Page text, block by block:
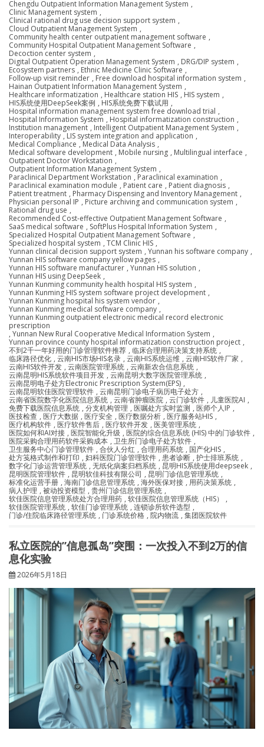
Chengdu Outpatient Information Management System ,
Clinic Management system ,
Clinical rational drug use decision support system ,
Cloud Outpatient Management System ,
Community health center outpatient management software ,
Community Hospital Outpatient Management Software ,
Decoction center system ,
Digital Outpatient Operation Management System , DRG/DIP system ,
Ecosystem partners , Ethnic Medicine Clinic Software ,
Follow-up visit reminder , Free download hospital information system ,
Hainan Outpatient Information Management System ,
Healthcare informatization , Healthcare station HIS , HIS system ,
HIS系统使用DeepSeek案例 , HIS系统免费下载试用 ,
Hospital information management system free download trial ,
Hospital Information System , Hospital informatization construction ,
Institution management , Intelligent Outpatient Management System ,
Interoperability , LIS system integration and application ,
Medical Compliance , Medical Data Analysis ,
Medical software development , Mobile nursing , Multilingual interface ,
Outpatient Doctor Workstation ,
Outpatient Information Management System ,
Paraclinical Department Workstation , Paraclinical examination ,
Paraclinical examination module , Patient care , Patient diagnosis ,
Patient treatment , Pharmacy Dispensing and Inventory Management ,
Physician personal IP , Picture archiving and communication system ,
Rational drug use ,
Recommended Cost-effective Outpatient Management Software ,
SaaS medical software , SoftPlus Hospital Information System ,
Specialized Hospital Outpatient Management Software ,
Specialized hospital system , TCM Clinic HIS ,
Yunnan clinical decision support system , Yunnan his software company ,
Yunnan HIS software company yellow pages ,
Yunnan HIS software manufacturer , Yunnan HIS solution ,
Yunnan HIS using DeepSeek ,
Yunnan Kunming community health hospital HIS system ,
Yunnan Kunming HIS system software project development ,
Yunnan Kunming hospital his system vendor ,
Yunnan Kunming medical software company ,
Yunnan Kunming outpatient electronic medical record electronic
prescription
, Yunnan New Rural Cooperative Medical Information System ,
Yunnan province county hospital informatization construction project ,
不到2千一年好用的门诊管理软件推荐 , 临床合理用药决策支持系统 ,
临床路径优化 , 云南HIS市场HIS名录 , 云南HIS系统运维 , 云南HIS软件厂家 ,
云南HIS软件开发 , 云南医院管理系统 , 云南新农合信息系统 ,
云南昆明HIS系统软件项目开发 , 云南昆明大数字医院管理系统 ,
云南昆明电子处方Electronic Prescription System(EPS) ,
云南昆明软佳医院管理软件 , 云南昆明门诊电子病历电子处方 ,
云南省医院数字化医院信息系统 , 云南省肿瘤医院 , 云门诊软件 , 儿童医院AI ,
免费下载医院信息系统 , 分支机构管理 , 医嘱处方实时监测 , 医师个人IP ,
医技检查 , 医疗大数据 , 医疗安全 , 医疗数据分析 , 医疗服务站HIS ,
医疗机构软件 , 医疗软件售后 , 医疗软件开发 , 医美管理系统 ,
医院如何和AI对接 , 医院智能化升级 , 医院的综合信息系统 (HIS) 中的门诊软件 ,
医院采购合理用药软件采购成本 , 卫生所门诊电子处方软件 ,
卫生服务中心门诊管理软件 , 合伙人分红 , 合理用药系统 , 国产化HIS ,
处方笺格式制作和打印 , 妇科医院门诊管理软件 , 患者诊断 , 护士排班系统 ,
数字化门诊运营管理系统 , 无纸化病案归档系统 , 昆明HIS系统使用deepseek ,
昆明医院管理软件 , 昆明软佳科技有限公司 , 昆明门诊信息管理系统 ,
标准化运营手册 , 海南门诊信息管理系统 , 海外医保对接 , 用药决策系统 ,
病人护理 , 被动投资模型 , 贵州门诊信息管理系统 ,
软佳医院信息管理系统处方合理用药 , 软佳医院信息管理系统（HIS）
,
软佳医院管理系统 , 软佳门诊管理系统 , 连锁诊所软件选型 ,
门诊/住院临床路径管理系统 , 门诊系统价格 , 院内物流 , 集团医院软件
私立医院的”信息孤岛”突围：一次投入不到2万的信
息化实验
2026年5月18日